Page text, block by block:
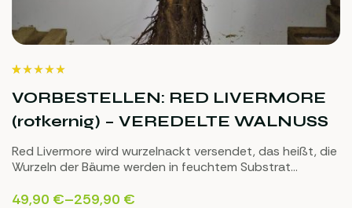
5.00von 5,
basierend auf
ngen
VORBESTELLEN: RED LIVERMORE
(rotkernig) – VEREDELTE WALNUSS
Red Livermore wird wurzelnackt versendet, das heißt, die
Wurzeln der Bäume werden in feuchtem Substrat
überstehen.
49,90 €–259,90 €